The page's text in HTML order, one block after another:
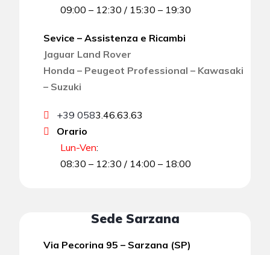
09:00 – 12:30 / 15:30 – 19:30
Sevice – Assistenza e Ricambi
Jaguar Land Rover
Honda – Peugeot Professional – Kawasaki
– Suzuki
+39 0583.46.63.63
Orario
Lun-Ven:
08:30 – 12:30 / 14:00 – 18:00
Sede Sarzana
Via Pecorina 95 – Sarzana (SP)